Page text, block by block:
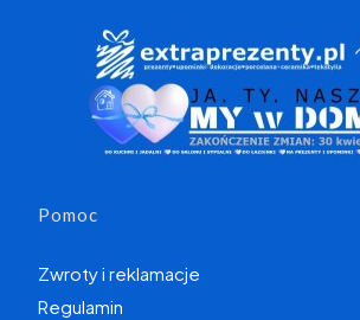
Linki w stopce
Pomoc
Zwroty i reklamacje
Regulamin